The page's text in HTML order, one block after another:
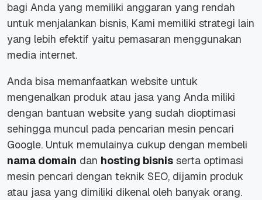
bagi Anda yang memiliki anggaran yang rendah
untuk menjalankan bisnis, Kami memiliki strategi lain
yang lebih efektif yaitu pemasaran menggunakan
media internet.
Anda bisa memanfaatkan website untuk
mengenalkan produk atau jasa yang Anda miliki
dengan bantuan website yang sudah dioptimasi
sehingga muncul pada pencarian mesin pencari
Google. Untuk memulainya cukup dengan membeli
nama domain dan hosting bisnis serta optimasi
mesin pencari dengan teknik SEO, dijamin produk
atau jasa yang dimiliki dikenal oleh banyak orang.